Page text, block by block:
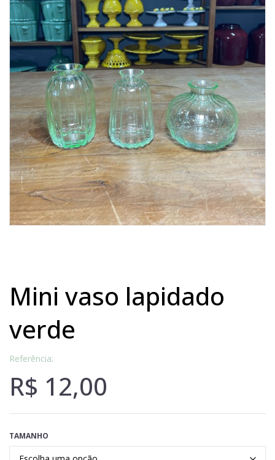
Lost Password
Cadastrar Conta
mini vaso lapidado
verde
Referência:
R$ 12,00
TAMANHO